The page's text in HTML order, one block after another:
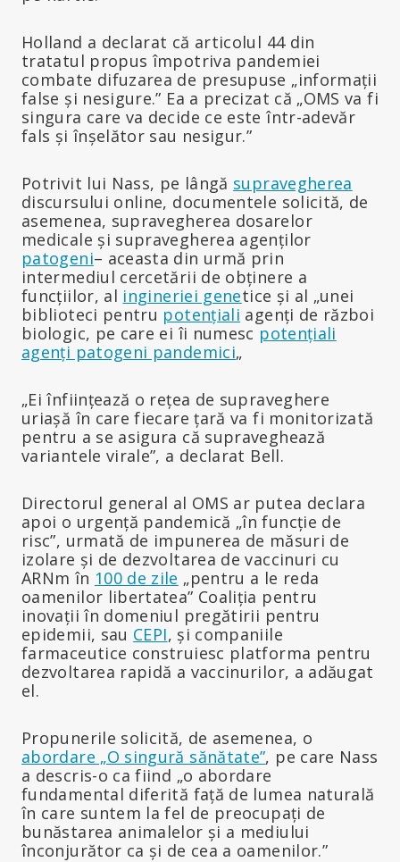
Holland a declarat că articolul 44 din
tratatul propus împotriva pandemiei
combate difuzarea de presupuse „informații
false și nesigure.” Ea a precizat că „OMS va fi
singura care va decide ce este într-adevăr
fals și înșelător sau nesigur.”
Potrivit lui Nass, pe lângă supravegherea
discursului online, documentele solicită, de
asemenea, supravegherea dosarelor
medicale și supravegherea agenților
patogeni– aceasta din urmă prin
intermediul cercetării de obținere a
funcțiilor, al ingineriei genetice și al „unei
biblioteci pentru potențiali agenți de război
biologic, pe care ei îi numesc potențiali
agenți patogeni pandemici„
„Ei înființează o rețea de supraveghere
uriașă în care fiecare țară va fi monitorizată
pentru a se asigura că supraveghează
variantele virale”, a declarat Bell.
Directorul general al OMS ar putea declara
apoi o urgență pandemică „în funcție de
risc”, urmată de impunerea de măsuri de
izolare și de dezvoltarea de vaccinuri cu
ARNm în 100 de zile „pentru a le reda
oamenilor libertatea” Coaliția pentru
inovații în domeniul pregătirii pentru
epidemii, sau CEPI, și companiile
farmaceutice construiesc platforma pentru
dezvoltarea rapidă a vaccinurilor, a adăugat
el.
Propunerile solicită, de asemenea, o
abordare „O singură sănătate”, pe care Nass
a descris-o ca fiind „o abordare
fundamental diferită față de lumea naturală
în care suntem la fel de preocupați de
bunăstarea animalelor și a mediului
înconjurător ca și de cea a oamenilor.”